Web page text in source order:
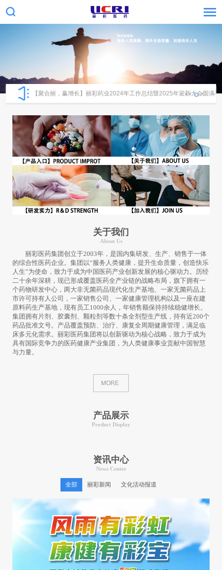
【聚合丽，赢增长】丽彩药业2024年工作总结暨2025年迎新大会圆满召
关于我们
About Us
丽彩医药集团创立于2003年，是国内集研发、生产、销售于一体
的综合性医药企业。集团以“服务人类健康，提升生命质量，创造快乐
人生”为使命，致力于成为中国医药产业创新发展的核心驱动力。历经
二十余年深耕，现已形成覆盖医药全产业链的战略布局，旗下拥有一
个药物研发中心，两大非无菌药品现代化生产基地、一家无菌药品上
市许可持有人公司，一家销售公司、一家健康管理机构以及一座在建
原料药生产基地，现有员工1000余人，年销售额保持持续稳健增长。
集团拥有片剂、胶囊剂、颗粒剂等数十条全剂型生产线，持有近200个
药品批准文号。产品覆盖预防、治疗、康复全周期健康管理，满足临
床多元化需求。丽彩医药集团将以创新驱动为核心战略，致力于成为
具有国际竞争力的医药健康产业集团，为人类健康事业贡献中国智慧
与力量。
MORE
产品展示
Product Display
资讯中心
News Center
全部 丽彩新闻 文化活动报道